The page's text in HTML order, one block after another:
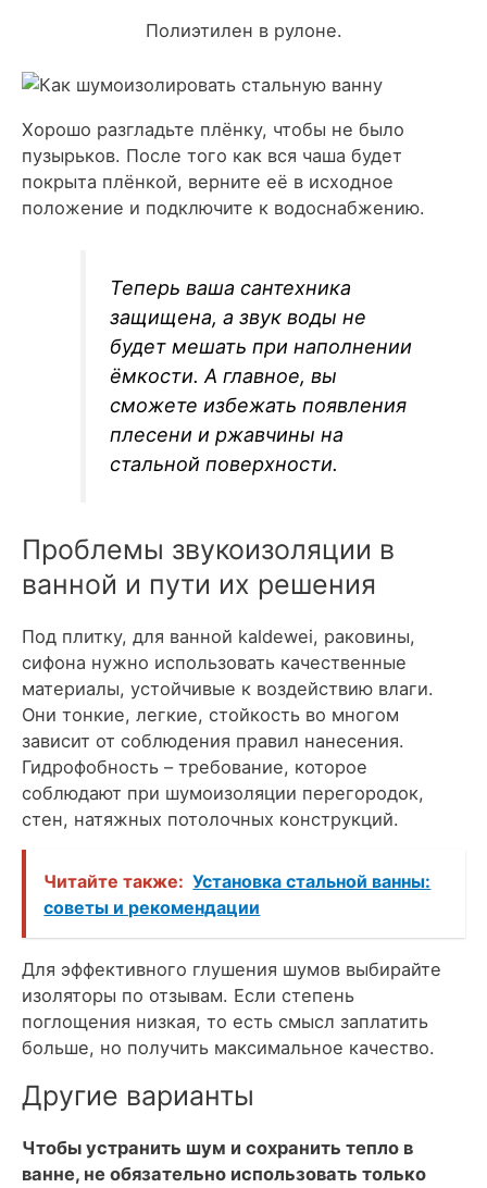
Полиэтилен в рулоне.
Хорошо разгладьте плёнку, чтобы не было
пузырьков. После того как вся чаша будет
покрыта плёнкой, верните её в исходное
положение и подключите к водоснабжению.
Теперь ваша сантехника
защищена, а звук воды не
будет мешать при наполнении
ёмкости. А главное, вы
сможете избежать появления
плесени и ржавчины на
стальной поверхности.
Проблемы звукоизоляции в
ванной и пути их решения
Под плитку, для ванной kaldewei, раковины,
сифона нужно использовать качественные
материалы, устойчивые к воздействию влаги.
Они тонкие, легкие, стойкость во многом
зависит от соблюдения правил нанесения.
Гидрофобность – требование, которое
соблюдают при шумоизоляции перегородок,
стен, натяжных потолочных конструкций.
Читайте также: Установка стальной ванны:
советы и рекомендации
Для эффективного глушения шумов выбирайте
изоляторы по отзывам. Если степень
поглощения низкая, то есть смысл заплатить
больше, но получить максимальное качество.
Другие варианты
Чтобы устранить шум и сохранить тепло в
ванне, не обязательно использовать только